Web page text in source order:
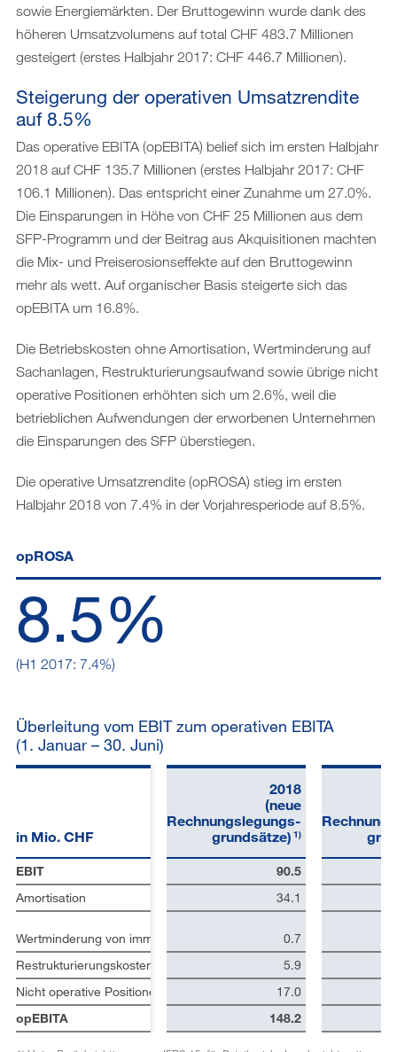
sowie Energiemärkten. Der Bruttogewinn wurde dank des
höheren Umsatzvolumens auf total CHF 483.7 Millionen
gesteigert (erstes Halbjahr 2017: CHF 446.7 Millionen).
Steigerung der operativen Umsatzrendite
auf 8.5%
Das operative EBITA (opEBITA) belief sich im ersten Halbjahr
2018 auf CHF 135.7 Millionen (erstes Halbjahr 2017: CHF
106.1 Millionen). Das entspricht einer Zunahme um 27.0%.
Die Einsparungen in Höhe von CHF 25 Millionen aus dem
SFP-Programm und der Beitrag aus Akquisitionen machten
die Mix- und Preiserosionseffekte auf den Bruttogewinn
mehr als wett. Auf organischer Basis steigerte sich das
opEBITA um 16.8%.
Die Betriebskosten ohne Amortisation, Wertminderung auf
Sachanlagen, Restrukturierungsaufwand sowie übrige nicht
operative Positionen erhöhten sich um 2.6%, weil die
betrieblichen Aufwendungen der erworbenen Unternehmen
die Einsparungen des SFP überstiegen.
Die operative Umsatzrendite (opROSA) stieg im ersten
Halbjahr 2018 von 7.4% in der Vorjahresperiode auf 8.5%.
opROSA
8.5%
(H1 2017: 7.4%)
Überleitung vom EBIT zum operativen EBITA
(1. Januar – 30. Juni)
2018
(neue
Rechnungslegungs-
grundsätze) 1)
90.5
34.1
0.7
5.9
17.0
148.2
in Mio. CHF
EBIT
Amortisation
Wertminderung von immateriellen Anlagen und Sachanlagen
Restrukturierungskosten
Nicht operative Positionen
opEBITA